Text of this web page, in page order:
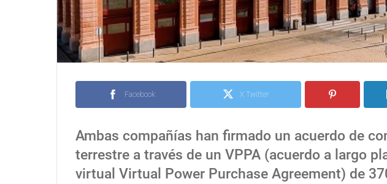
Facebook X Twitter
Ambas compañías han firmado un acuerdo de
terrestre a través de un VPPA (acuerdo a largo
virtual Virtual Power Purchase Agreement) de